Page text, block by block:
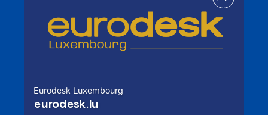
Eurodesk Luxembourg
eurodesk.lu